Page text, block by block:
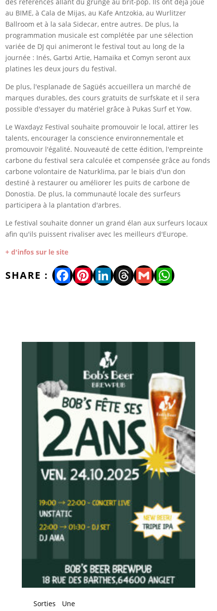
au BIME, à Cala de Mijas, au Kafe Antzokia, au Wurlitzer
Ballroom et à la sala Sidecar, entre autres. De plus, la
programmation musicale est complétée par une sélection
variée de DJ qui animeront le festival tout au long de la
journée : Inés, Gartxi Artie, Hamaika et Comyn seront aux
platines les deux jours du festival.
De plus, l'esplanade de Sagüés accueillera un marché de
marques durables, des cours gratuits de surfskate et il sera
possible d'essayer du matériel grâce à Pukas Surf et Yow.
Le Waxdayz Festival souhaite promouvoir le local, attirer les
talents, encourager la conscience environnementale et
promouvoir l'égalité. Nouveauté de cette édition, l'empreinte
carbone du festival sera calculée et compensée grâce au fonds
carbone volontaire de Naturklima, par le biais d'un don
destiné à restaurer ou améliorer les puits de carbone de
Donostia. De plus, la communauté locale des surfeurs
participera à la plantation d'arbres.
Le festival souhaite donner un grand élan aux surfeurs locaux
afin qu'ils puissent rivaliser avec les meilleurs d'Europe.
+ d'infos sur le site
Facebook
Pinterest
LinkedIn
Threads
Gmail
Sorties Une